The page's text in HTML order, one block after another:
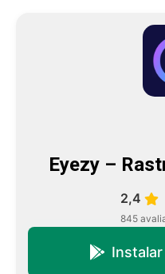
Eyezy –
2,4
845